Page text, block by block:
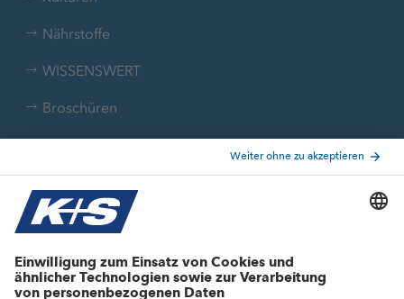
Nährstoffe
WISSENSWERT
Broschüren
Podcast
Video-Tutorials